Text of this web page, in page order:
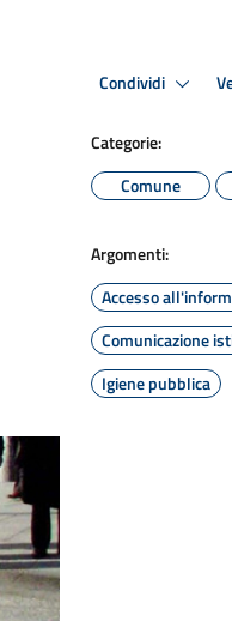
Condividi
Categorie:
Comune
Argomenti:
Accesso
Comunicazione
Igiene pubblica